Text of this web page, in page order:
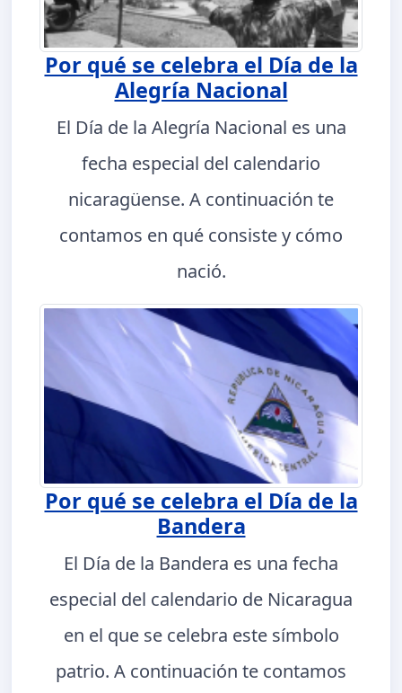
Por qué se celebra el Día de la
Alegría Nacional
El Día de la Alegría Nacional es una
fecha especial del calendario
nicaragüense. A continuación te
contamos en qué consiste y cómo
nació.
Por qué se celebra el Día de la
Bandera
El Día de la Bandera es una fecha
especial del calendario de Nicaragua
en el que se celebra este símbolo
patrio. A continuación te contamos